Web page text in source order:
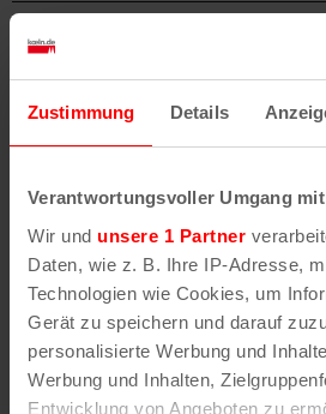
Zustimmung Details
Verantwortungsvoller Umgang
Wir und unsere 1 Partner
Daten, wie z. B. Ihre IP-Adresse,
Technologien wie Cookies, um
Gerät zu speichern und darauf
personalisierte Werbung und
Werbung und Inhalten,
Entwicklung von Angeboten zu
Öffnungszeiten
Besonderheiten
Mittagstisch, Kegelbahn,
Spielen und anderen
Beliebte Brauhäuser in Köln